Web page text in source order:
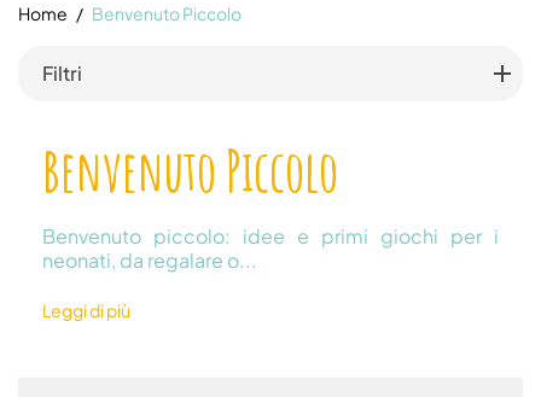
Home Benvenuto Piccolo
Filtri
Benvenuto Piccolo
Benvenuto piccolo: idee e primi giochi per i
neonati, da regalare o...
Leggi di più